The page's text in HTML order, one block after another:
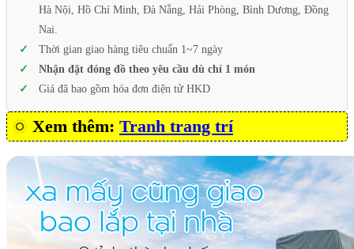
Hà Nội, Hồ Chí Minh, Đà Nẵng, Hải Phòng, Bình Dương, Đồng
Nai.
Thời gian giao hàng tiêu chuẩn 1~7 ngày
Nhận đặt đóng đồ theo yêu cầu dù chỉ 1 món
Giá đã bao gồm hóa đơn điện tử HKD
Xem thêm: Tranh trang trí